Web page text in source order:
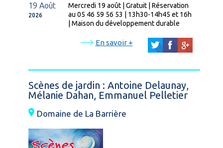
19 Août
2026
Mercredi 19 août | Gratuit | Réservation
au 05 46 59 56 53 | 13h30-14h45 et 16h
| Maison du développement durable
En savoir +
Scènes de jardin : Antoine Delaunay,
Mélanie Dahan, Emmanuel Pelletier
Domaine de La Barrière